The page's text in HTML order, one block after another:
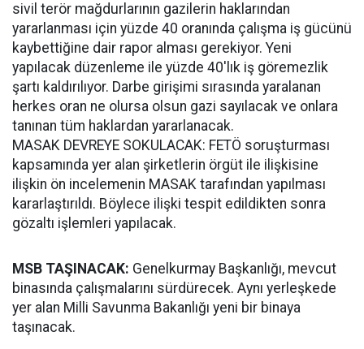
sivil terör mağdurlarının gazilerin haklarından
yararlanması için yüzde 40 oranında çalışma iş gücünü
kaybettiğine dair rapor alması gerekiyor. Yeni
yapılacak düzenleme ile yüzde 40'lık iş göremezlik
şartı kaldırılıyor. Darbe girişimi sırasında yaralanan
herkes oran ne olursa olsun gazi sayılacak ve onlara
tanınan tüm haklardan yararlanacak.
MASAK DEVREYE SOKULACAK: FETÖ soruşturması
kapsamında yer alan şirketlerin örgüt ile ilişkisine
ilişkin ön incelemenin MASAK tarafından yapılması
kararlaştırıldı. Böylece ilişki tespit edildikten sonra
gözaltı işlemleri yapılacak.
MSB TAŞINACAK: Genelkurmay Başkanlığı, mevcut
binasında çalışmalarını sürdürecek. Aynı yerleşkede
yer alan Milli Savunma Bakanlığı yeni bir binaya
taşınacak.